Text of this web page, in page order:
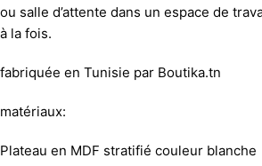
ou salle d’attente dans un espace de
à la fois.
fabriquée en Tunisie par Boutika.tn
matériaux:
Plateau en MDF stratifié couleur blanche